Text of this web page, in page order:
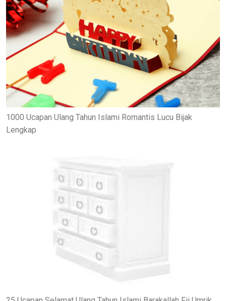
1000 Ucapan Ulang Tahun Islami Romantis Lucu Bijak
Lengkap